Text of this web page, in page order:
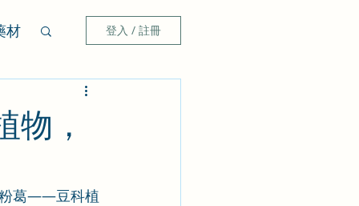
材 登入 / 註冊
，
粉葛——豆科植